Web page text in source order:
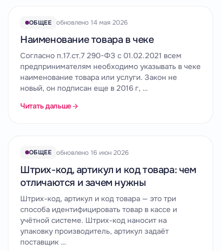
ОБЩЕЕ обновлено 14 мая 2026
Наименование товара в чеке
Согласно п.17.ст.7 290-ФЗ с 01.02.2021 всем
предпринимателям необходимо указывать в чеке
наименование товара или услуги. Закон не
новый, он подписан еще в 2016 г, …
Читать дальше
ОБЩЕЕ обновлено 16 июн 2026
Штрих-код, артикул и код товара: чем
отличаются и зачем нужны
Штрих-код, артикул и код товара — это три
способа идентифицировать товар в кассе и
учётной системе. Штрих-код наносит на
упаковку производитель, артикул задаёт
поставщик …